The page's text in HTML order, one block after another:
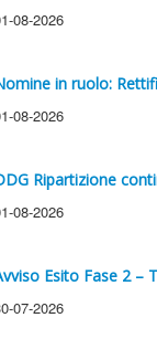
08-2026
in ruolo:
08-2026
Ripartizione
08-2026
Esito Fase 2 –
07-2026